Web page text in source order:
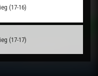
(17-16)
(17-17)